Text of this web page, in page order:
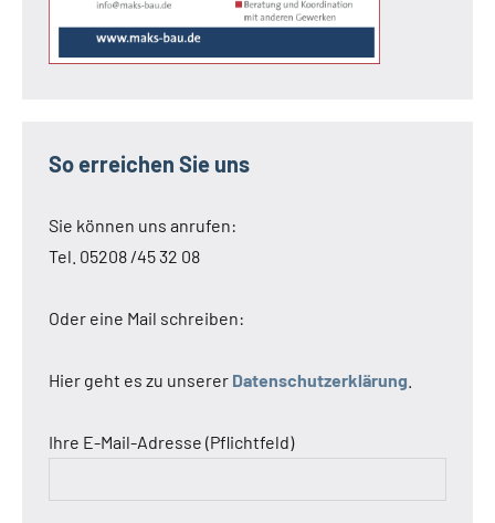
So erreichen Sie uns
Sie können uns anrufen:
Tel. 05208 /45 32 08
Oder eine Mail schreiben:
Hier geht es zu unserer Datenschutzerklärung
Ihre E-Mail-Adresse (Pflichtfeld)